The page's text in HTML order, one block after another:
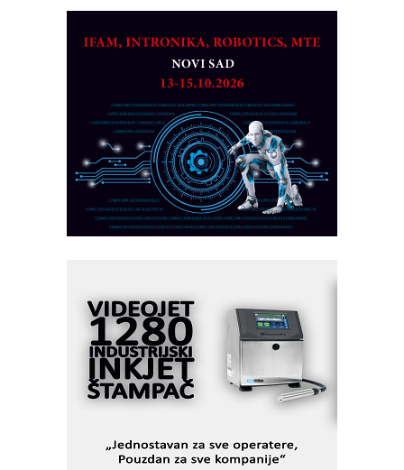
obradu!
Razvoj asortimanskog pravca MINI-
PLC AKYTEC
AUKOM: Svetski standard metrologije
dostupan u Srbiji
MOTOMAN – NEXT-Robotika vođena
veštačkom inteligencijom
I.SAFE MOBILE revolucioniše
industrijsku automatizaciju
pionirskimmobile operator PANEL-OM
KIP KOP – napredna rešenja za
savremene industrijske i logističke
objekte
Alba d.o.o. – 35 godina preciznosti u
metrologiji i pametnim dozirnim
rešenjima
STAUFF – Komponente koje